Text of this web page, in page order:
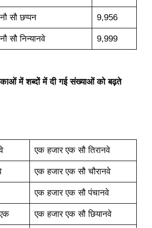
सौ छप्पन 9,956
सौ निन्यानवे 9,999
में शब्दों में दी गई संख्याओं को बढ़ते
एक हजार एक सौ तिरानवे
एक हजार एक सौ चौरानवे
एक हजार एक सौ पंचानवे
एक हजार एक सौ छियानवे